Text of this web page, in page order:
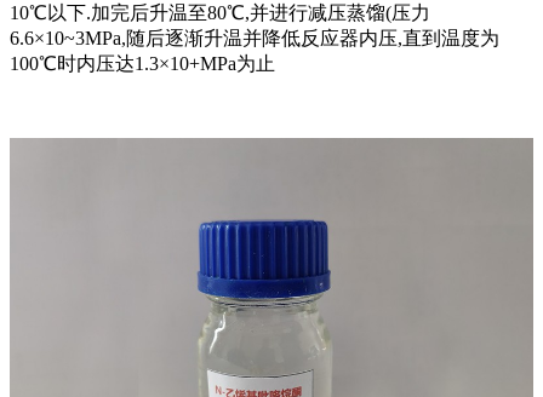
10℃以下.加完后升温至80℃,并进行减压蒸馏(压力
6.6×10~3MPa,随后逐渐升温并降低反应器内压,直到温度为
100℃时内压达1.3×10+MPa为止